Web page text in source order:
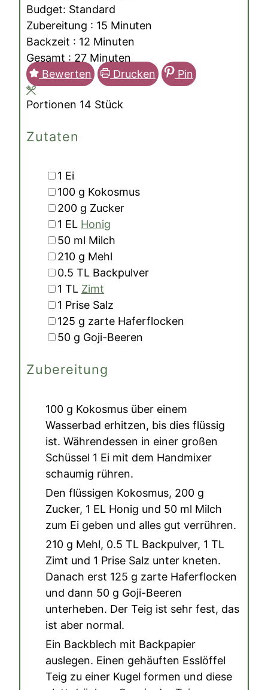
Budget: Standard
Zubereitung : 15 Minuten
Minuten
Backzeit : 12 Minuten
Minuten
Gesamt : 27Minuten
Minuten
Bewerten
Drucken Pin
Portionen 14 Stück
Zutaten
▢
1 Ei
▢
100 g Kokosmus
▢
200 g Zucker
▢
1 EL Honig
▢
50 ml Milch
▢
210 g Mehl
▢
0.5 TL Backpulver
▢
1 TL Zimt
▢
1 Prise Salz
▢
125 g zarte Haferflocken
▢
50 g Goji-Beeren
Zubereitung
100 g Kokosmus über einem
Wasserbad erhitzen, bis dies flüssig
ist. Währendessen in einer großen
Schüssel 1 Ei mit dem Handmixer
schaumig rühren.
Den flüssigen Kokosmus, 200 g
Zucker, 1 EL Honig und 50 ml Milch
zum Ei geben und alles gut verrühren.
210 g Mehl, 0.5 TL Backpulver, 1 TL
Zimt und 1 Prise Salz unter kneten.
Danach erst 125 g zarte Haferflocken
und dann 50 g Goji-Beeren
unterheben. Der Teig ist sehr fest, das
ist aber normal.
Ein Backblech mit Backpapier
auslegen. Einen gehäuften Esslöffel
Teig zu einer Kugel formen und diese